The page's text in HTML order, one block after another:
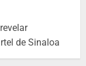
de Sinaloa